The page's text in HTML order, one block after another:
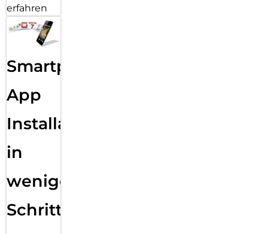
erfahren
Smartphone
App
Installation
in
wenigen
Schritten